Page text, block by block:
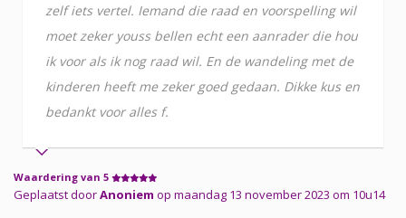
zelf iets vertel. Iemand die raad en voorspelling wil
moet zeker youss bellen echt een aanrader die hou
ik voor als ik nog raad wil. En de wandeling met de
kinderen heeft me zeker goed gedaan. Dikke kus en
bedankt voor alles f.
Waardering van 5
Geplaatst doorAnoniem op maandag 13 november 2023 om 10u14